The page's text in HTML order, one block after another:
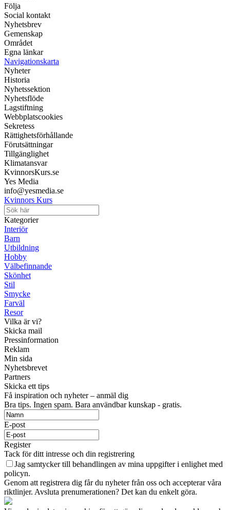
Följa
Social kontakt
Nyhetsbrev
Gemenskap
Området
Egna länkar
Navigationskarta
Nyheter
Historia
Nyhetssektion
Nyhetsflöde
Lagstiftning
Webbplatscookies
Sekretess
Rättighetsförhållande
Förutsättningar
Tillgänglighet
Klimatansvar
KvinnorsKurs.se
Yes Media
info@yesmedia.se
Kvinnors Kurs
Kategorier
Interiör
Barn
Utbildning
Hobby
Välbefinnande
Skönhet
Stil
Smycke
Farväl
Resor
Vilka är vi?
Skicka mail
Pressinformation
Reklam
Min sida
Nyhetsbrevet
Partners
Skicka ett tips
Få inspiration och nyheter – anmäl dig
Bra tips. Ingen spam. Bara användbar kunskap - gratis.
E-post
Register
Tack för ditt intresse och din registrering
Jag samtycker till behandlingen av mina uppgifter i enlighet med
policyn.
Genom att registrera dig får du nyheter från oss och accepterar våra
riktlinjer. Avsluta prenumerationen? Det kan du enkelt göra.